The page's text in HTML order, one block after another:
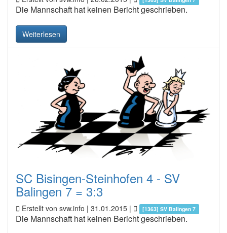
Die Mannschaft hat keinen Bericht geschrieben.
Weiterlesen
SC Bisingen-Steinhofen 4 - SV
Balingen 7 = 3:3
Erstellt von svw.info | 31.01.2015 | [1363] SV Balingen 7
Die Mannschaft hat keinen Bericht geschrieben.